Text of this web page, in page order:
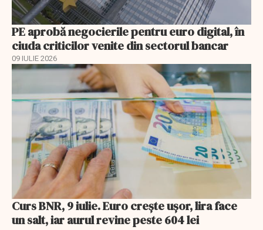
PE aprobă negocierile pentru euro digital, în
ciuda criticilor venite din sectorul bancar
09 IULIE 2026
Curs BNR, 9 iulie. Euro crește ușor, lira face
un salt, iar aurul revine peste 604 lei